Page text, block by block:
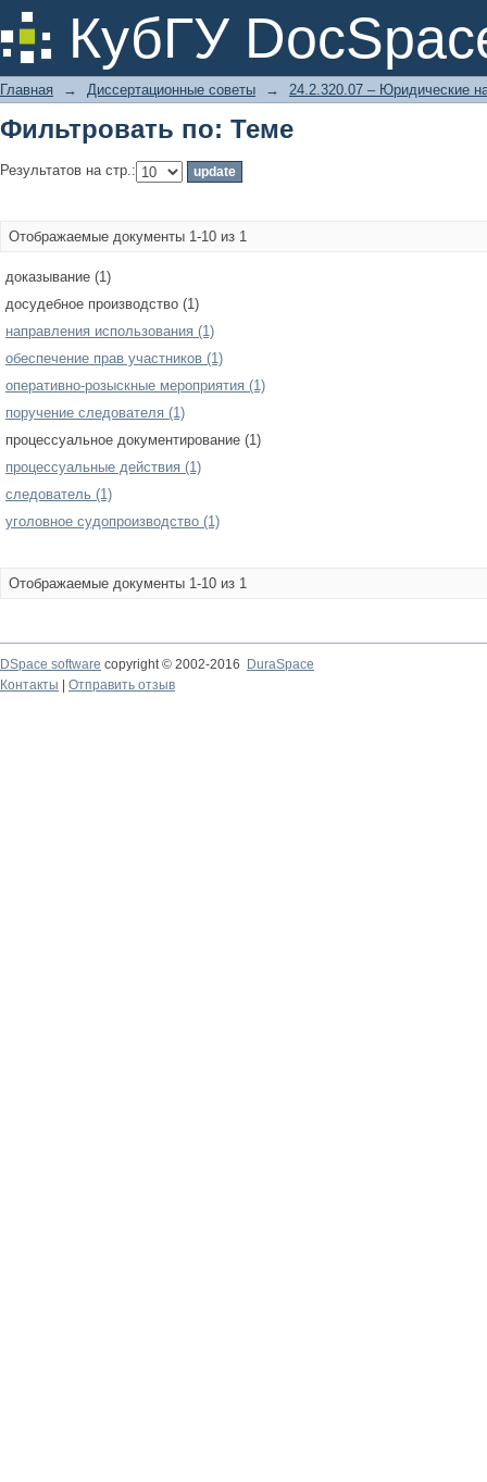
КубГУ
Фильтровать по: Теме
Главная → Диссертационные советы → 24.2.320.07 – Юридические
Фильтровать по: Теме
Результатов на стр.:
Отображаемые документы 1-10 из 1
доказывание (1)
досудебное производство (1)
направления использования (1)
обеспечение прав участников (1)
оперативно-розыскные мероприятия (1)
поручение следователя (1)
процессуальное документирование (1)
процессуальные действия (1)
следователь (1)
уголовное судопроизводство (1)
Отображаемые документы 1-10 из 1
DSpace software copyright © 2002-2016
DuraSpace
Контакты
Отправить отзыв